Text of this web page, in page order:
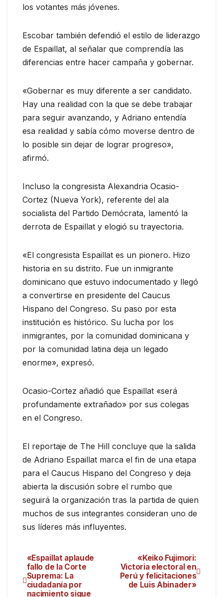
los votantes más jóvenes.
Escobar también defendió el estilo de liderazgo
de Espaillat, al señalar que comprendía las
diferencias entre hacer campaña y gobernar.
«Gobernar es muy diferente a ser candidato.
Hay una realidad con la que se debe trabajar
para seguir avanzando, y Adriano entendía
esa realidad y sabía cómo moverse dentro de
lo posible sin dejar de lograr progreso»,
afirmó.
Incluso la congresista Alexandria Ocasio-
Cortez (Nueva York), referente del ala
socialista del Partido Demócrata, lamentó la
derrota de Espaillat y elogió su trayectoria.
«El congresista Espaillat es un pionero. Hizo
historia en su distrito. Fue un inmigrante
dominicano que estuvo indocumentado y llegó
a convertirse en presidente del Caucus
Hispano del Congreso. Su paso por esta
institución es histórico. Su lucha por los
inmigrantes, por la comunidad dominicana y
por la comunidad latina deja un legado
enorme», expresó.
Ocasio-Cortez añadió que Espaillat «será
profundamente extrañado» por sus colegas
en el Congreso.
El reportaje de The Hill concluye que la salida
de Adriano Espaillat marca el fin de una etapa
para el Caucus Hispano del Congreso y deja
abierta la discusión sobre el rumbo que
seguirá la organización tras la partida de quien
muchos de sus integrantes consideran uno de
sus líderes más influyentes.
«Keiko Fujimori:
Victoria electoral en
Perú y felicitaciones
de Luis Abinader»
«Espaillat aplaude
fallo de la Corte
Suprema: La
ciudadanía por
nacimiento sigue